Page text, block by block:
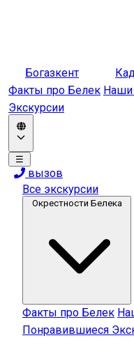
Богазкент
Факты про Белек Наши
Экскурсии
☰
вызов
Все экскурсии
Окрестности Белека
Факты про Белек
Понравившиеся